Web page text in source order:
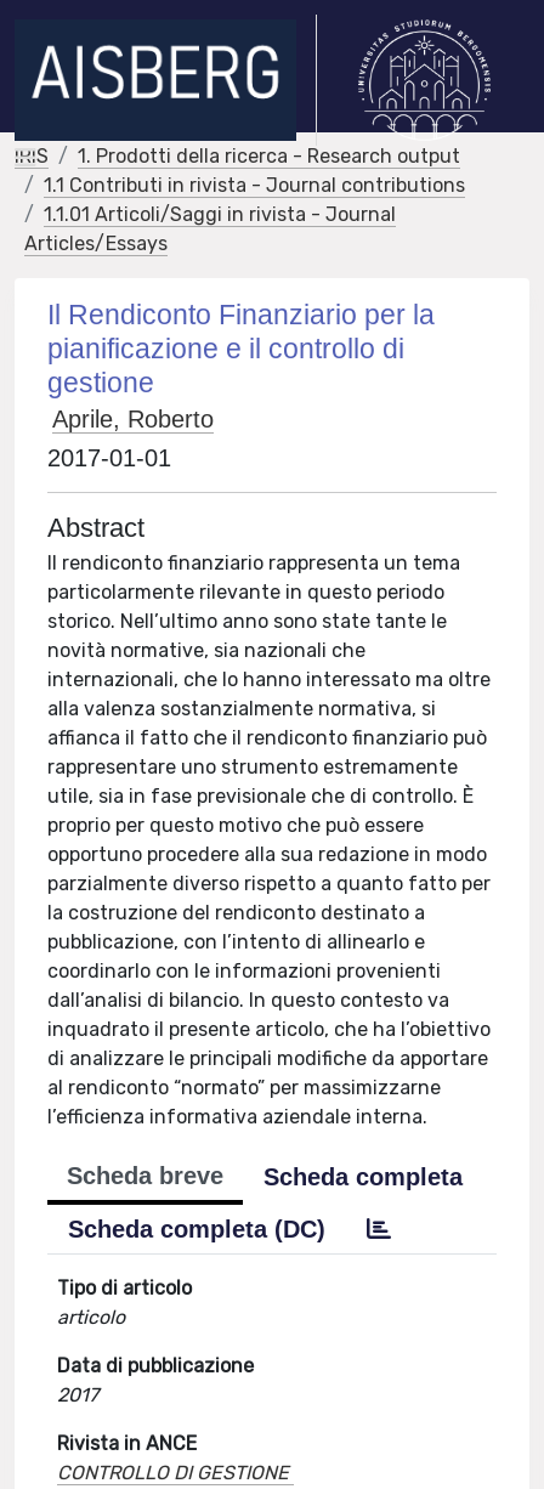
IRIS
1. Prodotti della ricerca - Research output
1.1 Contributi in rivista - Journal contributions
1.1.01 Articoli/Saggi in rivista - Journal
Articles/Essays
Il Rendiconto Finanziario per la
pianificazione e il controllo di
gestione
Aprile, Roberto
2017-01-01
Abstract
Il rendiconto finanziario rappresenta un tema
particolarmente rilevante in questo periodo
storico. Nell’ultimo anno sono state tante le
novità normative, sia nazionali che
internazionali, che lo hanno interessato ma oltre
alla valenza sostanzialmente normativa, si
affianca il fatto che il rendiconto finanziario può
rappresentare uno strumento estremamente
utile, sia in fase previsionale che di controllo. È
proprio per questo motivo che può essere
opportuno procedere alla sua redazione in modo
parzialmente diverso rispetto a quanto fatto per
la costruzione del rendiconto destinato a
pubblicazione, con l’intento di allinearlo e
coordinarlo con le informazioni provenienti
dall’analisi di bilancio. In questo contesto va
inquadrato il presente articolo, che ha l’obiettivo
di analizzare le principali modifiche da apportare
al rendiconto “normato” per massimizzarne
l’efficienza informativa aziendale interna.
Scheda breve
Scheda completa
Scheda completa (DC)
Tipo di articolo
articolo
Data di pubblicazione
2017
Rivista in ANCE
CONTROLLO DI GESTIONE